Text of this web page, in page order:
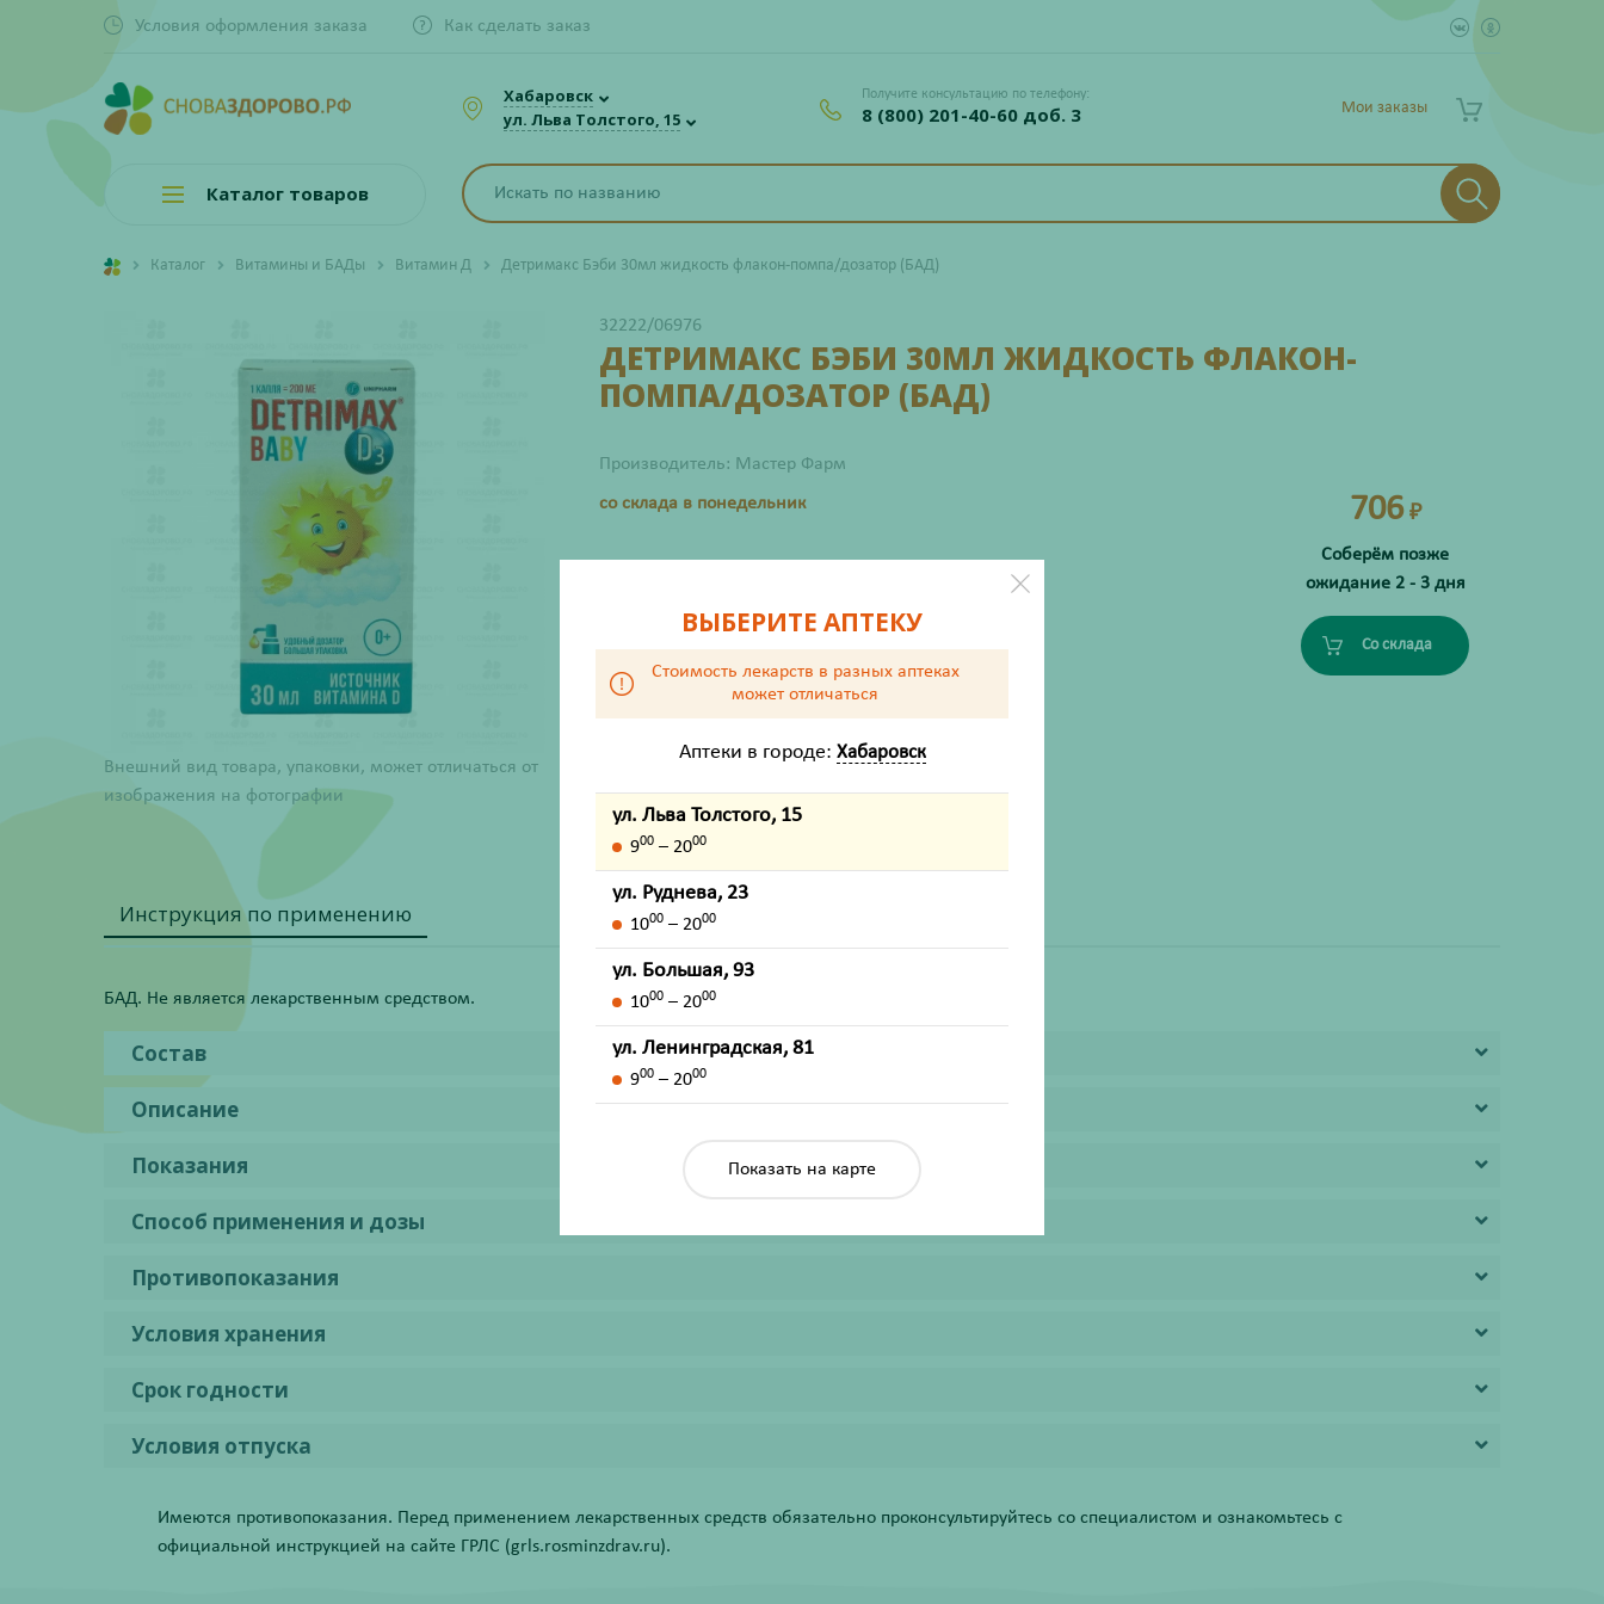
Условия оформления заказа Как сделать заказ
Хабаровск
ул. Льва Толстого, 15
Получите консультацию по телефону:
8 (800) 201-40-60 доб. 3 Мои заказы
Каталог товаров
Каталог Витамины и БАДы Витамин Д Детримакс Бэби 30мл жидкость флакон-помпа/дозатор (БАД)
Внешний вид товара, упаковки, может отличаться от
изображения на фотографии
32222/06976
ДЕТРИМАКС БЭБИ 30МЛ ЖИДКОСТЬ ФЛАКОН-
ПОМПА/ДОЗАТОР (БАД)
Производитель: Мастер Фарм
со склада в понедельник 706 ₽
Соберём позже
ожидание 2 - 3 дня
Со склада
ХАРАКТЕРИСТИКИ
Жизненно важный
Инструкция по применению
БАД. Не является лекарственным средством.
Состав
Описание
Показания
Способ применения и дозы
Противопоказания
Условия хранения
Срок годности
Условия отпуска
Имеются противопоказания. Перед применением лекарственных средств обязательно проконсультируйтесь со специалистом и ознакомьтесь с
официальной инструкцией на сайте ГРЛС (grls.rosminzdrav.ru).
ВЫБЕРИТЕ АПТЕКУ
Стоимость лекарств в разных аптеках
может отличаться
Аптеки в городе: Хабаровск
ул. Льва Толстого, 15
900 – 2000
ул. Руднева, 23
1000 – 2000
ул. Большая, 93
1000 – 2000
ул. Ленинградская, 81
900 – 2000
Показать на карте